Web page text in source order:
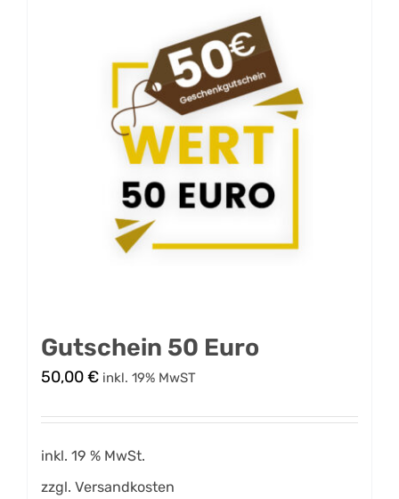
Gutschein 50 Euro
50,00€ inkl. 19% MwST
inkl. 19 % MwSt.
zzgl. Versandkosten